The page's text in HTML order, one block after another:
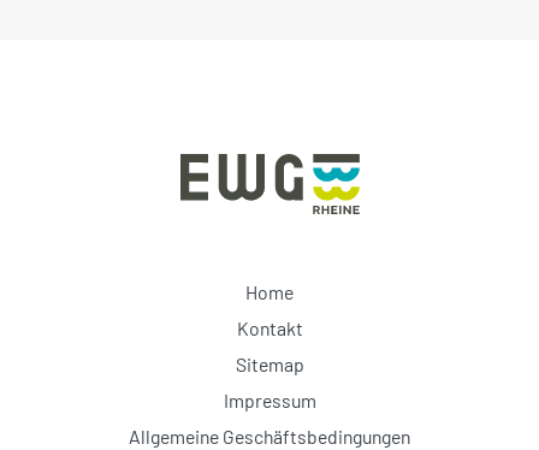
Home
Kontakt
Sitemap
Impressum
Allgemeine Geschäftsbedingungen